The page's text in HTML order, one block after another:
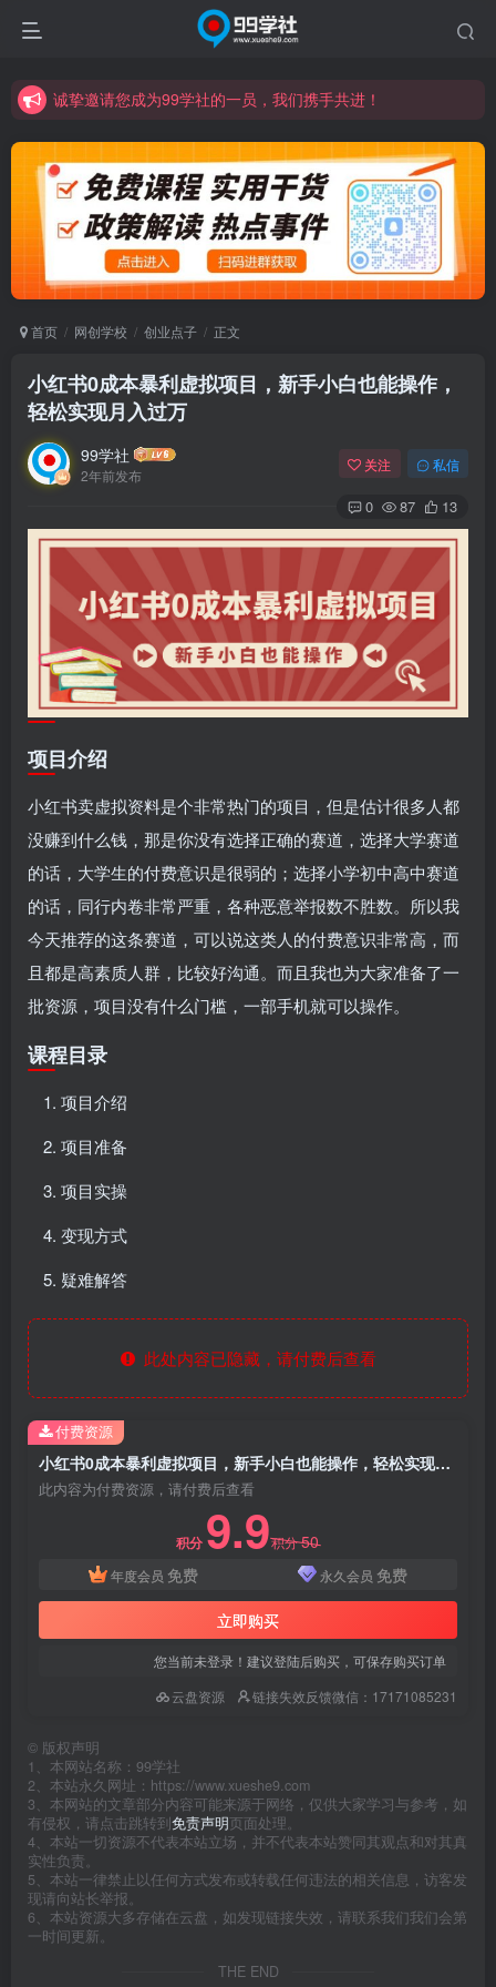
诚挚邀请您成为99学社的一员，我们携手共进！
诚挚邀请您成为99学社的一员，我们携手共进！
学习路上不孤独，99学社与你同行！分享全网优质VIP资源，炒股教程、创业教程、网络营销教程、自媒体短视频教程等，长期更新各大精品创业项目！
首页 网创学校 创业点子 正文
小红书0成本暴利虚拟项目，新手小白也能操作，
轻松实现月入过万
99学社
2年前发布
关注 私信
0 87 13
项目介绍
小红书卖虚拟资料是个非常热门的项目，但是估计很多人都
没赚到什么钱，那是你没有选择正确的赛道，选择大学赛道
的话，大学生的付费意识是很弱的；选择小学初中高中赛道
的话，同行内卷非常严重，各种恶意举报数不胜数。所以我
今天推荐的这条赛道，可以说这类人的付费意识非常高，而
且都是高素质人群，比较好沟通。而且我也为大家准备了一
批资源，项目没有什么门槛，一部手机就可以操作。
课程目录
项目介绍
项目准备
项目实操
变现方式
疑难解答
此处内容已隐藏，请付费后查看
小红书0成本暴利虚拟项目，新手小白也能操作，轻松实现月入过万
此内容为付费资源，请付费后查看
积分 9.9积分50
年度会员 免费 永久会员 免费
立即购买
您当前未登录！建议登陆后购买，可保存购买订单
云盘资源
链接失效反馈微信：17171085231
付费资源
© 版权声明
1、本网站名称：99学社
2、本站永久网址：https://www.xueshe9.com
3、本网站的文章部分内容可能来源于网络，仅供大家学习与参考，如
有侵权，请点击跳转到免责声明页面处理。
4、本站一切资源不代表本站立场，并不代表本站赞同其观点和对其真
实性负责。
5、本站一律禁止以任何方式发布或转载任何违法的相关信息，访客发
现请向站长举报。
6、本站资源大多存储在云盘，如发现链接失效，请联系我们我们会第
一时间更新。
THE END